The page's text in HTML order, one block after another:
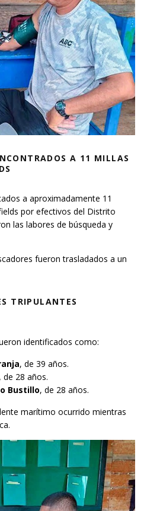
A 11 MILLAS
a aproximadamente 11
por efectivos del Distrito
las labores de búsqueda y
fueron trasladados a un
TRIPULANTES
identificados como:
, de 39 años.
, de 28 años.
Bustillo, de 28 años.
marítimo ocurrido mientras